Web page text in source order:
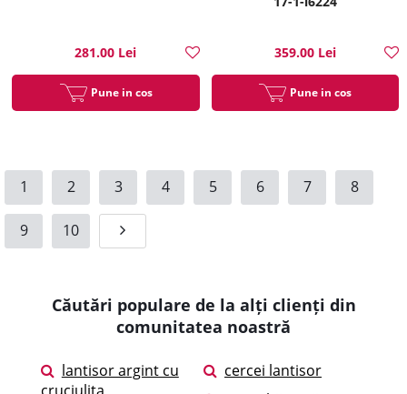
281.00 Lei
Pune in cos
359.00 Lei
Pune in cos
1 2 3 4 5 6 7 8
9 10
Căutări populare de la alți clienți din
comunitatea noastră
lantisor argint cu
cercei lantisor